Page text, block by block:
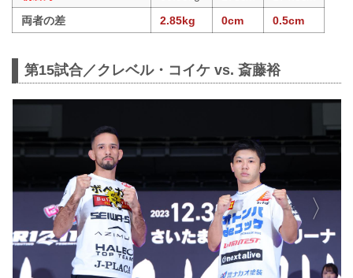
両者の差
2.85kg 0cm 0.5cm
第15試合／クレベル・コイケ vs. 斎藤裕